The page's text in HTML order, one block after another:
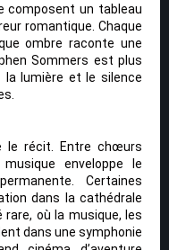
composent un tableau
romantique. Chaque
ombre raconte une
Sommers est plus
la lumière et le silence
le récit. Entre chœurs
enveloppe le
Certaines
dans la cathédrale
où la musique, les
dans une symphonie